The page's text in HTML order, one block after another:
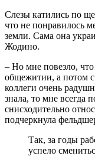
Слезы катились по
что не понравилось
земли. Сама она
Жодино.
– Но мне повезло, что
общежитии, а потом
коллеги очень
знала, то мне всегда
снисходительно
подчеркнула
Так, за годы
успело